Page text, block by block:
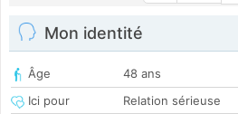
Mon identité
Âge
48 ans
Ici pour
Relation sérieuse